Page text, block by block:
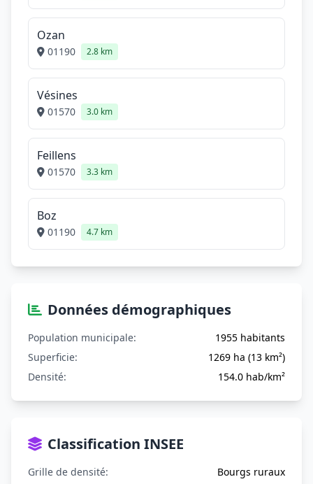
Ozan
01190 2.8 km
Vésines
01570 3.0 km
Feillens
01570 3.3 km
Boz
01190 4.7 km
Données démographiques
Population municipale:
1955 habitants
Superficie:
1269 ha (13 km²)
Densité:
154.0 hab/km²
Classification INSEE
Grille de densité:
Bourgs ruraux